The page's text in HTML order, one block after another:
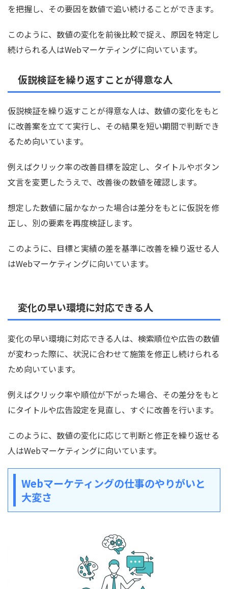
を把握し、その要因を数値で追い続けることができます。
このように、数値の変化を前後比較で捉え、原因を特定し
続けられる人はWebマーケティングに向いています。
仮説検証を繰り返すことが得意な人
仮説検証を繰り返すことが得意な人は、数値の変化をもと
に改善案を立てて実行し、その結果を短い期間で判断でき
るため向いています。
例えばクリック率の改善目標を設定し、タイトルやボタン
文言を変更したうえで、改善後の数値を確認します。
想定した数値に届かなかった場合は差分をもとに仮説を修
正し、別の要素を再度検証します。
このように、目標と実績の差を基準に改善を繰り返せる人
はWebマーケティングに向いています。
変化の早い環境に対応できる人
変化の早い環境に対応できる人は、検索順位や広告の数値
が変わった際に、状況に合わせて施策を修正し続けられる
ため向いています。
例えばクリック率や順位が下がった場合、その差分をもと
にタイトルや広告設定を見直し、すぐに改善を行います。
このように、数値の変化に応じて判断と修正を繰り返せる
人はWebマーケティングに向いています。
Webマーケティングの仕事のやりがいと
大変さ